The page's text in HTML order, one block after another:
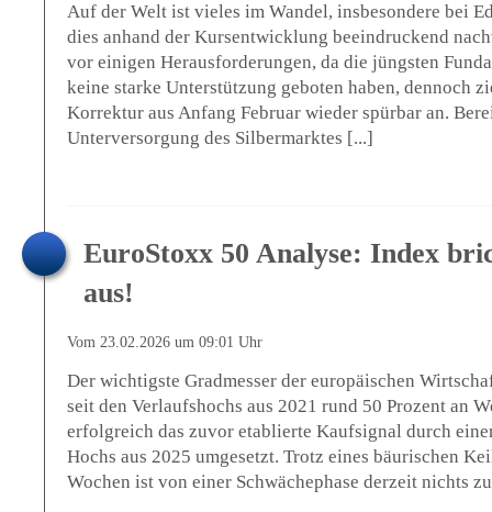
Auf der Welt ist vieles im Wandel, insbesondere bei
dies anhand der Kursentwicklung beeindruckend
vor einigen Herausforderungen, da die jüngsten
keine starke Unterstützung geboten haben, dennoch
Korrektur aus Anfang Februar wieder spürbar an.
Unterversorgung des Silbermarktes [...]
EuroStoxx 50 Analyse: Index
aus!
Vom 23.02.2026 um 09:01 Uhr
Der wichtigste Gradmesser der europäischen
seit den Verlaufshochs aus 2021 rund 50 Prozent an
erfolgreich das zuvor etablierte Kaufsignal durch
Hochs aus 2025 umgesetzt. Trotz eines bäurischen
Wochen ist von einer Schwächephase derzeit nichts